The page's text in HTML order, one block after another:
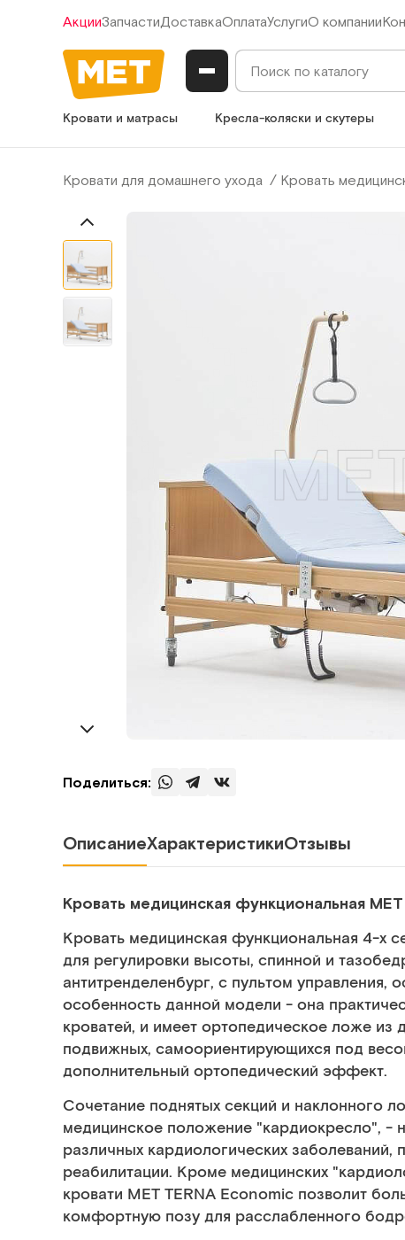
АкцииЗапчастиДоставкаОплатаУслугиО компании
Кровати и матрасы Кресла-коляски и скутеры
Кровати для домашнего ухода Кровать
Поделиться:
ОписаниеХарактеристикиОтзывы
Кровать медицинская функциональная
Кровать медицинская функциональная 4-х
для регулировки высоты, спинной и
антитренделенбург, с пультом управления,
особенность данной модели - она
кроватей, и имеет ортопедическое ложе из
подвижных, самоориентирующихся под
дополнительный ортопедический эффект.
Сочетание поднятых секций и наклонного
медицинское положение "кардиокресло", -
различных кардиологических
реабилитации. Кроме медицинских
кровати MET TERNA Economic позволит
комфортную позу для расслабленного